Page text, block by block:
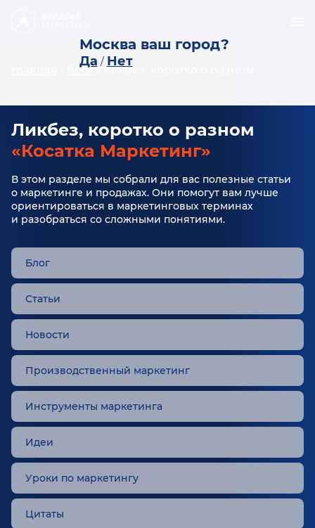
Москва ваш город?
Да / Нет
блог / ликбез, коротко о разном
Ликбез, коротко о разном
«Косатка Маркетинг»
В этом разделе мы собрали для вас полезные статьи
о маркетинге и продажах. Они помогут вам лучше
ориентироваться в маркетинговых терминах
и разобраться со сложными понятиями.
Блог
Статьи
Новости
Производственный маркетинг
Инструменты маркетинга
Идеи
Уроки по маркетингу
Цитаты